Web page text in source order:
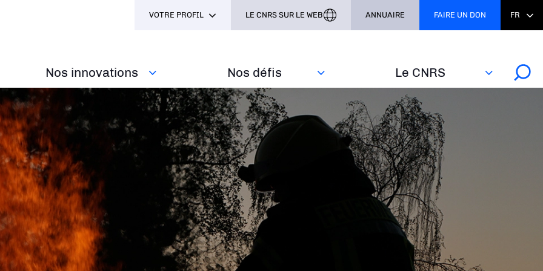
Nos innovations Nos défis‎ Le CNRS
VOTRE PROFIL LE CNRS SUR LE WEB ANNUAIRE FAIRE UN DON FR